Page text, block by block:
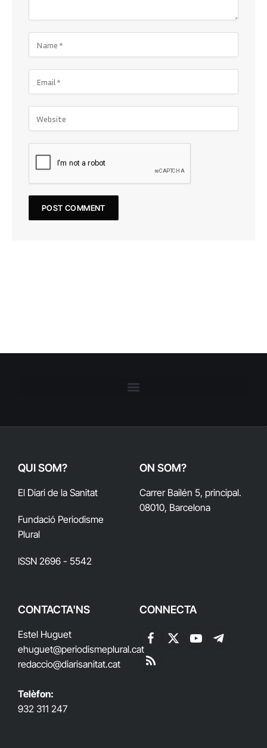
QUI SOM?
El Diari de la Sanitat
Fundació Periodisme
Plural
ISSN 2696 - 5542
ON SOM?
Carrer Bailén 5, principal.
08010, Barcelona
CONTACTA'NS
Estel Huguet
ehuguet@periodismeplural.cat
redaccio@diarisanitat.cat
Telèfon:
932 311 247
CONNECTA
Facebook
X
YouTubeTelegram
RSS